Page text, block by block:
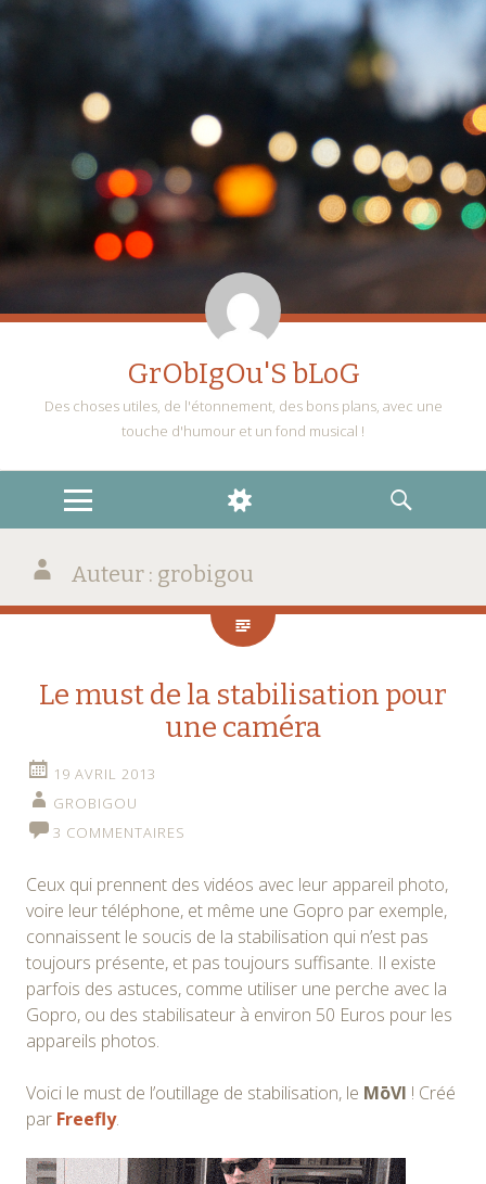
GrObIgOu'S bLoG
Des choses utiles, de l'étonnement, des bons plans, avec une
touche d'humour et un fond musical !
MENU
WIDGETS
RECHERCHE
Auteur : grobigou
Le must de la stabilisation pour
une caméra
19 AVRIL 2013
GROBIGOU
3 COMMENTAIRES
Ceux qui prennent des vidéos avec leur appareil photo,
voire leur téléphone, et même une Gopro par exemple,
connaissent le soucis de la stabilisation qui n’est pas
toujours présente, et pas toujours suffisante. Il existe
parfois des astuces, comme utiliser une perche avec la
Gopro, ou des stabilisateur à environ 50 Euros pour les
appareils photos.
Voici le must de l’outillage de stabilisation, le MōVI ! Créé
par Freefly.